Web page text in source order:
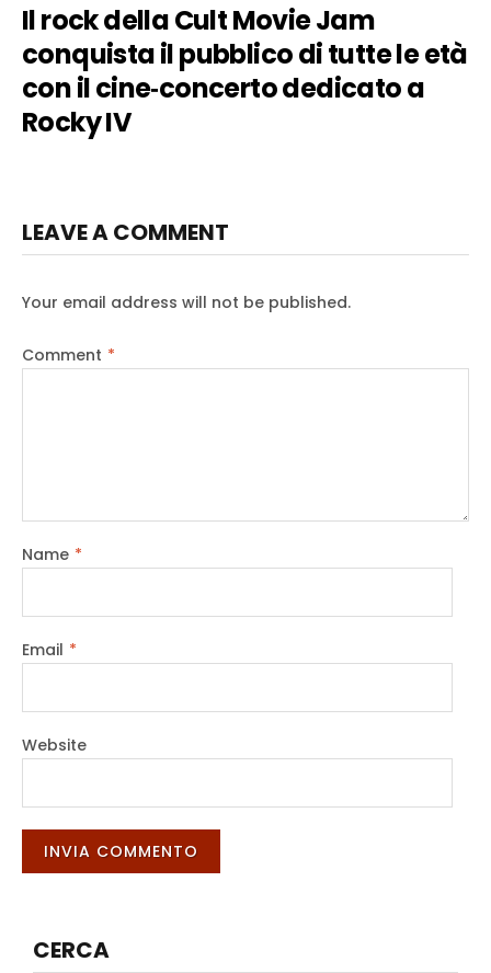
Il rock della Cult Movie Jam
conquista il pubblico di tutte le età
con il cine‑concerto dedicato a
Rocky IV
LEAVE A COMMENT
Your email address will not be published.
Comment *
Name *
Email *
Website
CERCA